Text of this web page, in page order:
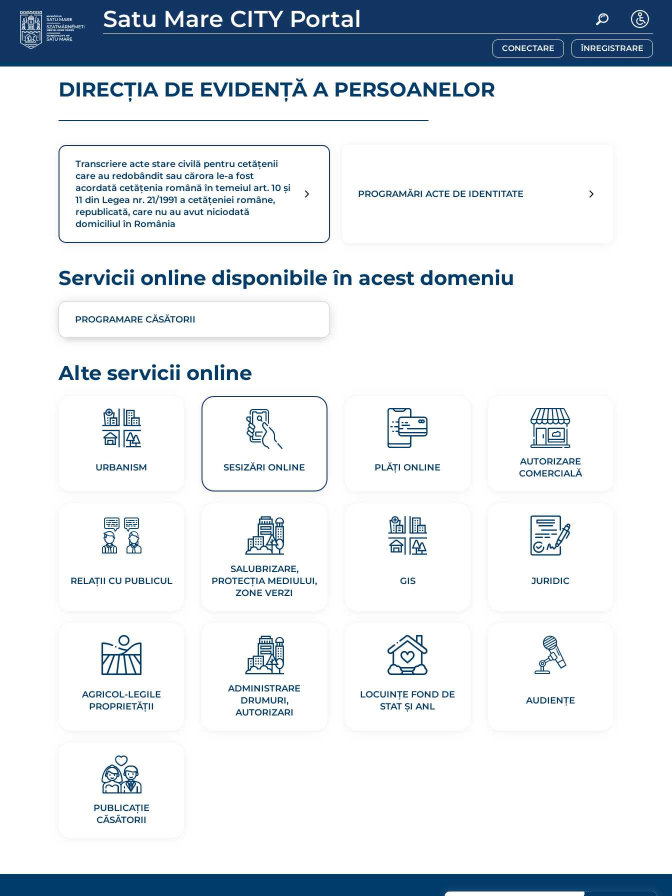
Satu Mare CITY Portal
CONECTARE ÎNREGISTRARE
DIRECȚIA DE EVIDENȚĂ A PERSOANELOR
Transcriere acte stare civilă pentru cetăţenii
care au redobândit sau cărora le-a fost
acordată cetăţenia română în temeiul art. 10 şi
11 din Legea nr. 21/1991 a cetăţeniei române,
republicată, care nu au avut niciodată
domiciliul în România
PROGRAMĂRI ACTE DE IDENTITATE
Servicii online disponibile în acest domeniu
PROGRAMARE CĂSĂTORII
Alte servicii online
URBANISM SESIZĂRI ONLINE PLĂȚI ONLINE
AUTORIZARE
COMERCIALĂ
RELAȚII CU PUBLICUL
SALUBRIZARE,
PROTECȚIA MEDIULUI,
ZONE VERZI
GIS JURIDIC
AGRICOL-LEGILE
PROPRIETĂȚII
ADMINISTRARE
DRUMURI,
AUTORIZARI
LOCUINȚE FOND DE
STAT ȘI ANL
AUDIENȚE
PUBLICAȚIE
CĂSĂTORII